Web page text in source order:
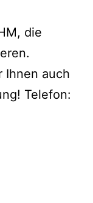
die
Ihnen auch
Telefon: